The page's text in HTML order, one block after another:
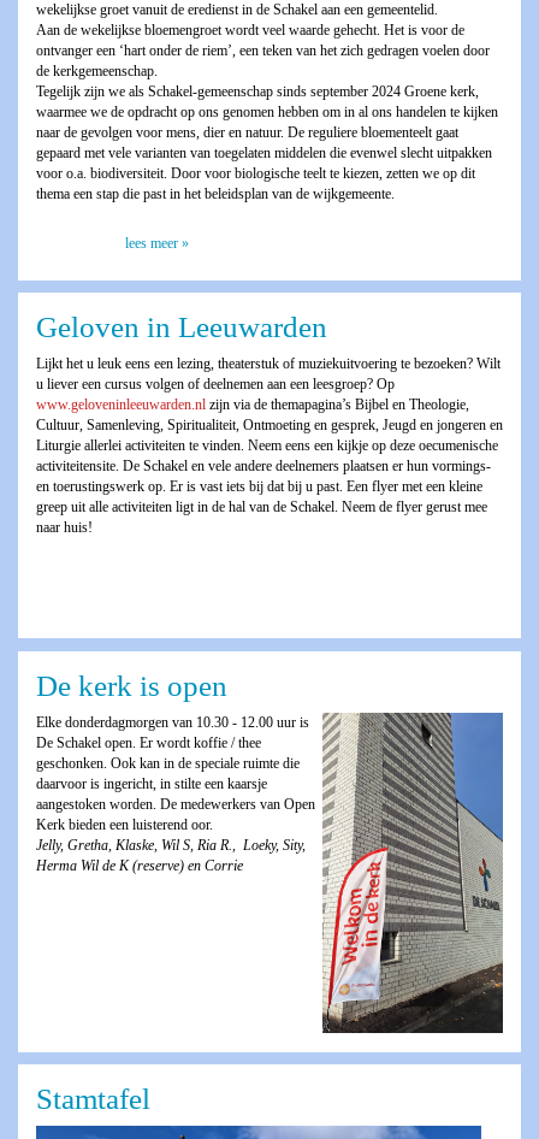
wekelijkse groet vanuit de eredienst in de Schakel aan een gemeentelid.
Aan de wekelijkse bloemengroet wordt veel waarde gehecht. Het is voor de
ontvanger een ‘hart onder de riem’, een teken van het zich gedragen voelen door
de kerkgemeenschap.
Tegelijk zijn we als Schakel-gemeenschap sinds september 2024 Groene kerk,
waarmee we de opdracht op ons genomen hebben om in al ons handelen te kijken
naar de gevolgen voor mens, dier en natuur. De reguliere bloementeelt gaat
gepaard met vele varianten van toegelaten middelen die evenwel slecht uitpakken
voor o.a. biodiversiteit. Door voor biologische teelt te kiezen, zetten we op dit
thema een stap die past in het beleidsplan van de wijkgemeente.
lees meer »
Geloven in Leeuwarden
Lijkt het u leuk eens een lezing, theaterstuk of muziekuitvoering te bezoeken? Wilt
u liever een cursus volgen of deelnemen aan een leesgroep? Op
www.geloveninleeuwarden.nl zijn via de themapagina’s Bijbel en Theologie,
Cultuur, Samenleving, Spiritualiteit, Ontmoeting en gesprek, Jeugd en jongeren en
Liturgie allerlei activiteiten te vinden. Neem eens een kijkje op deze oecumenische
activiteitensite. De Schakel en vele andere deelnemers plaatsen er hun vormings-
en toerustingswerk op. Er is vast iets bij dat bij u past. Een flyer met een kleine
greep uit alle activiteiten ligt in de hal van de Schakel. Neem de flyer gerust mee
naar huis!
De kerk is open
Elke donderdagmorgen van 10.30 - 12.00 uur is
De Schakel open. Er wordt koffie / thee
geschonken. Ook kan in de speciale ruimte die
daarvoor is ingericht, in stilte een kaarsje
aangestoken worden. De medewerkers van Open
Kerk bieden een luisterend oor.
Jelly, Gretha, Klaske, Wil S, Ria R., Loeky, Sity,
Herma Wil de K (reserve) en Corrie
Stamtafel